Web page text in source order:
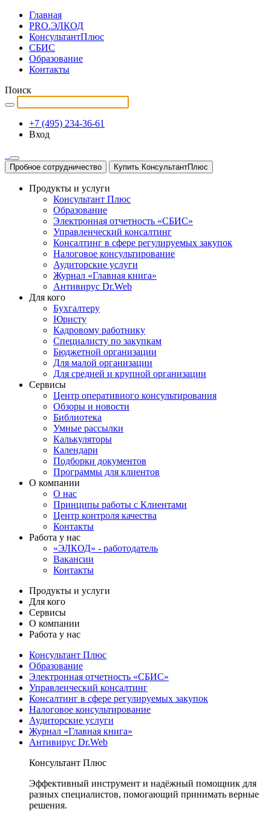
Главная
PRO.ЭЛКОД
КонсультантПлюс
СБИС
Образование
Контакты
Поиск
+7 (495) 234-36-61
Вход
Пробное сотрудничество Купить КонсультантПлюс
Продукты и услуги
Консультант Плюс
Образование
Электронная отчетность «СБИС»
Управленческий консалтинг
Консалтинг в сфере регулируемых закупок
Налоговое консультирование
Аудиторские услуги
Журнал «Главная книга»
Антивирус Dr.Web
Для кого
Бухгалтеру
Юристу
Кадровому работнику
Специалисту по закупкам
Бюджетной организации
Для малой организации
Для средней и крупной организации
Сервисы
Центр оперативного консультирования
Обзоры и новости
Библиотека
Умные рассылки
Калькуляторы
Календари
Подборки документов
Программы для клиентов
О компании
О нас
Принципы работы с Клиентами
Центр контроля качества
Контакты
Работа у нас
«ЭЛКОД» - работодатель
Вакансии
Контакты
Продукты и услуги
Для кого
Сервисы
О компании
Работа у нас
Консультант Плюс
Образование
Электронная отчетность «СБИС»
Управленческий консалтинг
Консалтинг в сфере регулируемых закупок
Налоговое консультирование
Аудиторские услуги
Журнал «Главная книга»
Антивирус Dr.Web
Консультант Плюс
Эффективный инструмент и надёжный помощник для
разных специалистов, помогающий принимать верные
решения.